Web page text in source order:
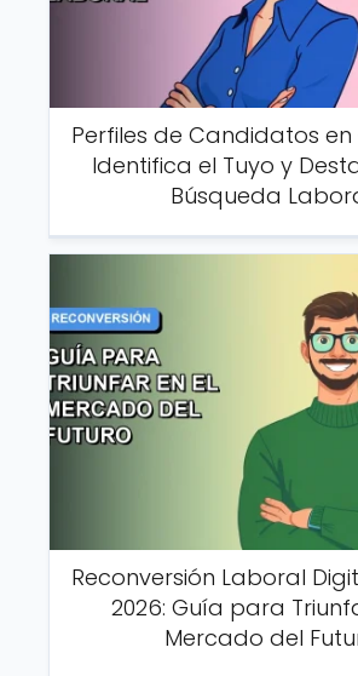
Perfiles de Candidatos en
Identifica el Tuyo y
Búsqueda
Reconversión Laboral
2026: Guía para
Mercado del